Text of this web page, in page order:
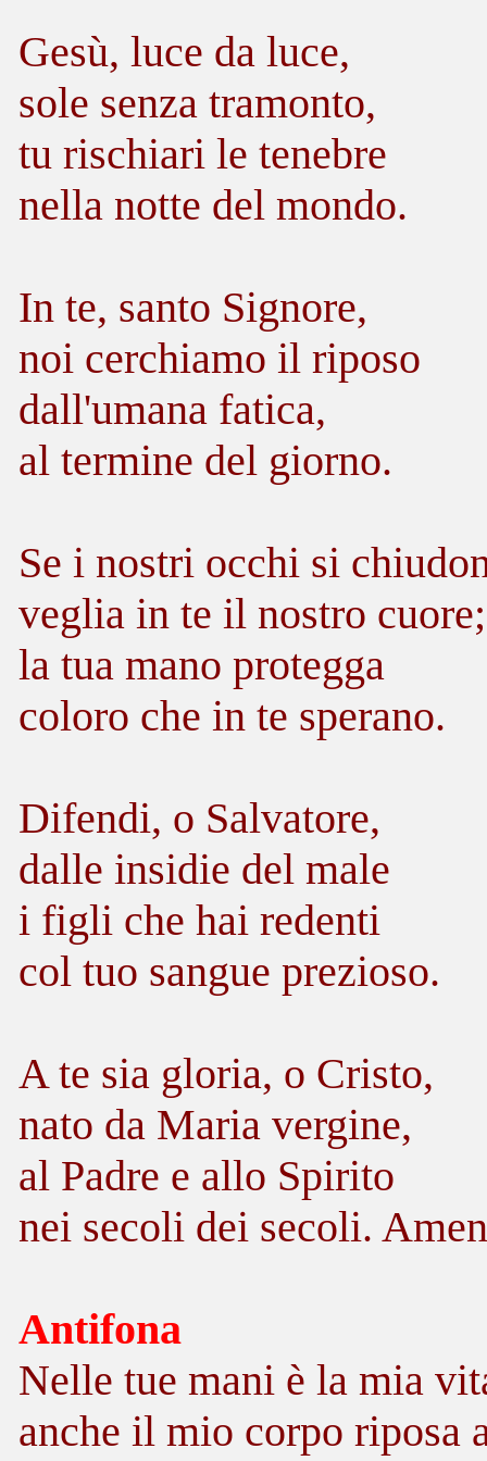
Gesù, luce da luce,
sole senza tramonto,
tu rischiari le tenebre
nella notte del mondo.
In te, santo Signore,
noi cerchiamo il riposo
dall'umana fatica,
al termine del giorno.
Se i nostri occhi si
veglia in te il nostro cuore;
la tua mano protegga
coloro che in te sperano.
Difendi, o Salvatore,
dalle insidie del male
i figli che hai redenti
col tuo sangue prezioso.
A te sia gloria, o Cristo,
nato da Maria vergine,
al Padre e allo Spirito
nei secoli dei secoli.
Antifona
Nelle tue mani è la mia
anche il mio corpo riposa